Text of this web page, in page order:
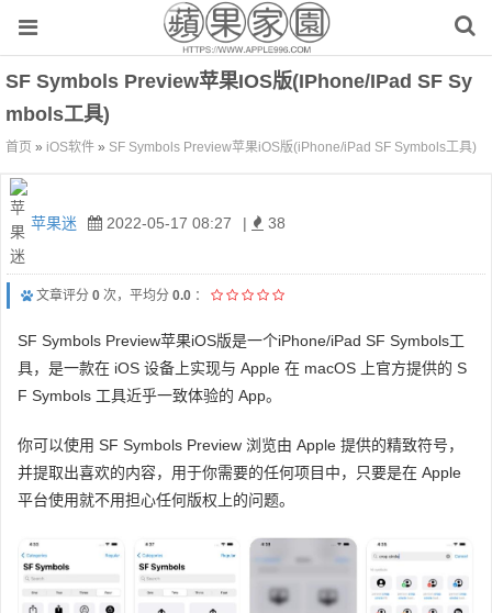
SF Symbols Preview苹果iOS版(iPhone/iPad SF Sy
Mbols工具)
首页 » iOS软件 » SF Symbols Preview苹果iOS版(iPhone/iPad SF Symbols工具)
苹果迷 2022-05-17 08:27 | 38
文章评分 0 次，平均分 0.0 ：
SF Symbols Preview苹果iOS版是一个iPhone/iPad SF Symbols工
具，是一款在 iOS 设备上实现与 Apple 在 macOS 上官方提供的 S
F Symbols 工具近乎一致体验的 App。
你可以使用 SF Symbols Preview 浏览由 Apple 提供的精致符号，
并提取出喜欢的内容，用于你需要的任何项目中，只要是在 Apple
平台使用就不用担心任何版权上的问题。